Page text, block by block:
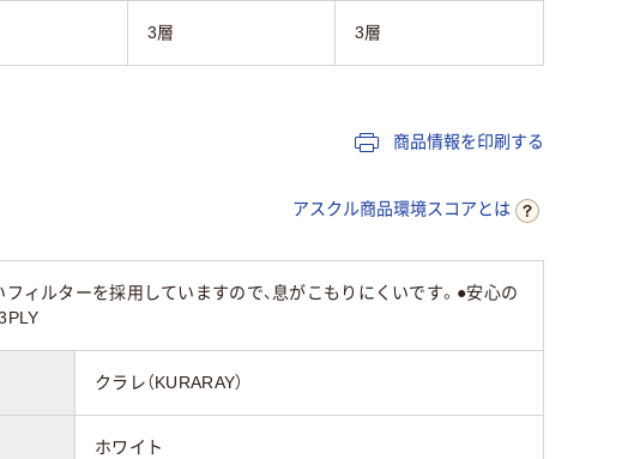
3層 3層
商品情報を印刷する
アスクル商品環境スコアとは
ィルターを採用していますので、息がこもりにくいです。●安心の
クラレ（KURARAY）
ホワイト